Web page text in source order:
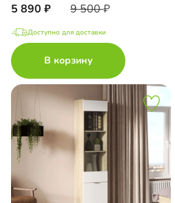
5 890 9 500
Доступно для доставки
В корзину